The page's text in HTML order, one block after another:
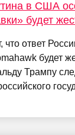
в США
будет
ответ
будет
Трампу